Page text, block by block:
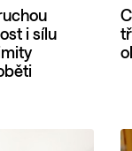
i sílu